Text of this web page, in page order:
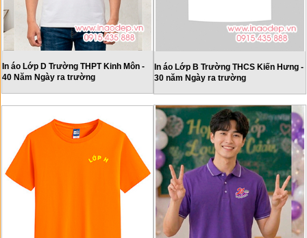
In áo Lớp D Trường THPT Kinh Môn -
40 Năm Ngày ra trường
In áo Lớp B Trường THCS Kiến Hưng -
30 năm Ngày ra trường